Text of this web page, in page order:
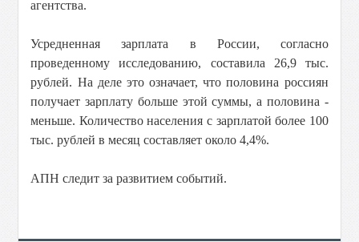
агентства.
Усредненная зарплата в России, согласно
проведенному исследованию, составила 26,9 тыс.
рублей. На деле это означает, что половина россиян
получает зарплату больше этой суммы, а половина -
меньше. Количество населения с зарплатой более 100
тыс. рублей в месяц составляет около 4,4%.
АПН следит за развитием событий.